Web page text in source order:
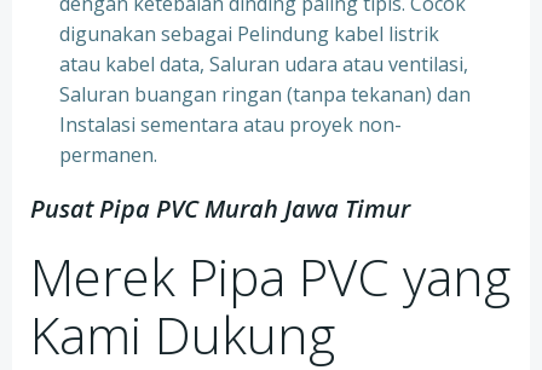
digunakan sebagai Pelindung kabel listrik
atau kabel data, Saluran udara atau ventilasi,
Saluran buangan ringan (tanpa tekanan) dan
Instalasi sementara atau proyek non-
permanen.
Pusat Pipa PVC Murah Jawa Timur
Merek Pipa PVC yang
Kami Dukung